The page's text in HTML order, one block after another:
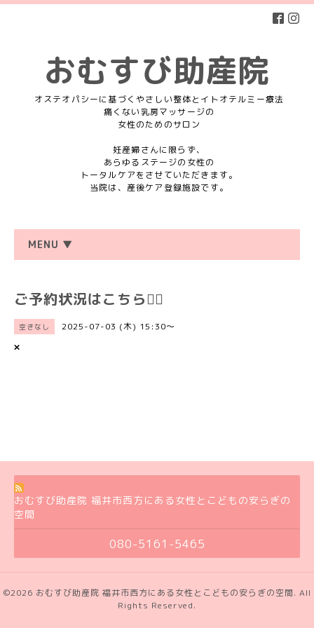
おむすび助産院
オステオパシーに基づくやさしい整体とイトオテルミー療法
痛くない乳房マッサージの
女性のためのサロン
妊産婦さんに限らず、
あらゆるステージの女性の
トータルケアをさせていただきます。
当院は、産後ケア登録施設です。
MENU ▼
ご予約状況はこちら💁‍♀️
空きなし 2025-07-03 (木) 15:30～
×
おむすび助産院 福井市西方にある女性とこどもの安らぎの
空間
080-5161-5465
©2026 おむすび助産院 福井市西方にある女性とこどもの安らぎの空間. All
Rights Reserved.